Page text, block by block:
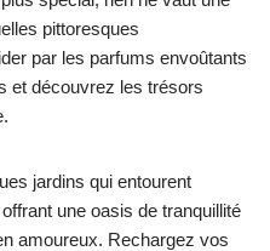
pittoresques
par les parfums envoûtants
et découvrez les trésors
jardins qui entourent
une oasis de tranquillité
amoureux. Rechargez vos